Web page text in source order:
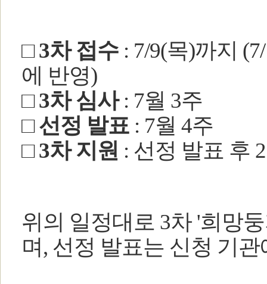
□ 3차 접수 : 7/9(목)까지
에 반영)
□ 3차 심사: 7월 3주
□ 선정 발표 : 7월 4주
□ 3차 지원 : 선정 발표 후
위의 일정대로 3차 '희망
며, 선정 발표는 신청 기